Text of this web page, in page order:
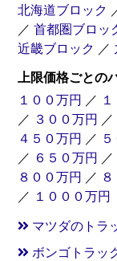
北海道ブロック
／ 首都圏ブロッ
近畿ブロック ／
上限価格ごとの
１００万円 ／
／ ３００万円 ／
４５０万円 ／
／ ６５０万円 ／
８００万円 ／
／ １０００万円
マツダのトラ
ボンゴトラッ